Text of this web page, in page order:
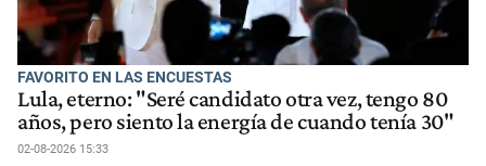
FAVORITO EN LAS ENCUESTAS
Lula, eterno: "Seré candidato otra vez, tengo 80
años, pero siento la energía de cuando tenía 30"
02-08-2026 15:33